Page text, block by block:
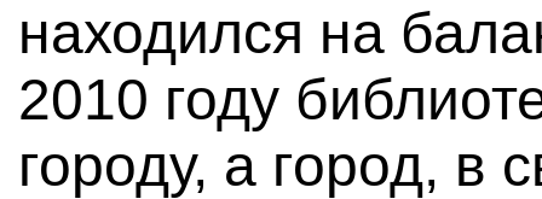
находился на
2010 году
городу, а город, в